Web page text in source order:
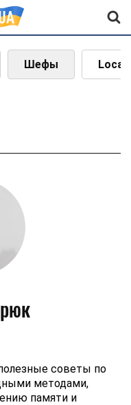
Шефы Local
советы по
методами,
памяти и